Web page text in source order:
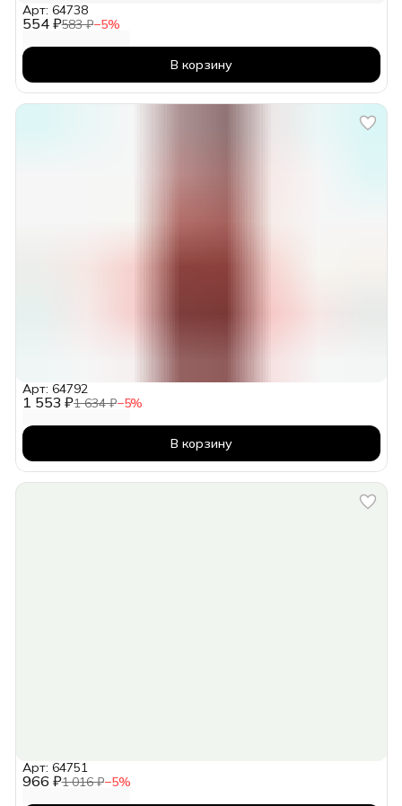
554 ₽583 ₽−5%
Арт: 64738
В корзину
1 553 ₽1 634 ₽−5%
Арт: 64792
В корзину
966 ₽1 016 ₽−5%
Арт: 64751